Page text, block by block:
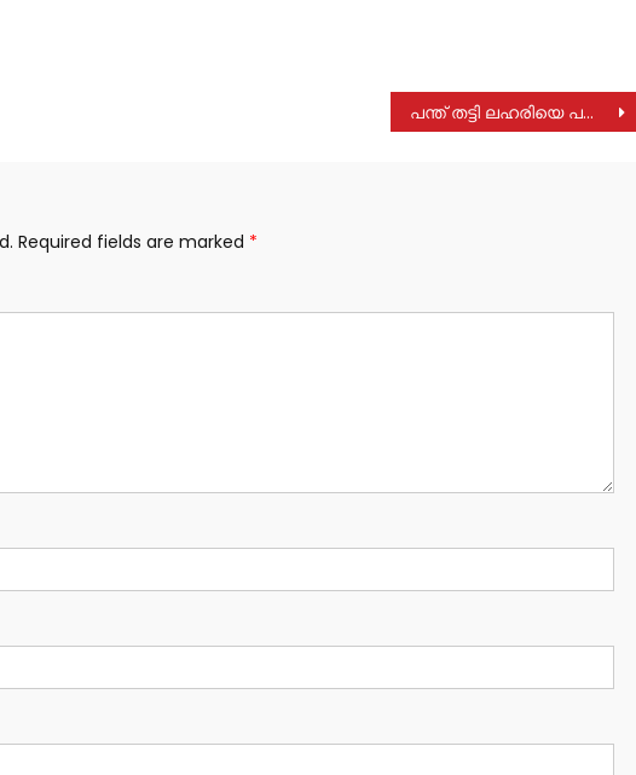
പന്ത് തട്ടി ലഹരിയെ പമ്പ കടത്താം: ഫാ. ജോൺ കണ്ണന്താനം
Required fields are marked *